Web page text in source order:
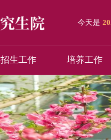
今天是
招生工作 培养工作